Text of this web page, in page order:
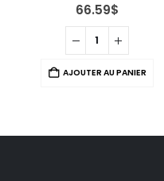
66.59$
AJOUTER AU PANIER